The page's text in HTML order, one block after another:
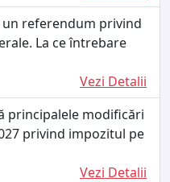
un referendum privind
La ce întrebare
Vezi Detalii
principalele modificări
privind impozitul pe
Vezi Detalii